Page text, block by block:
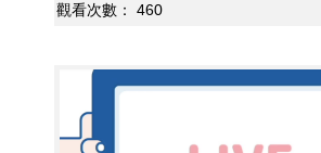
觀看次數：
460